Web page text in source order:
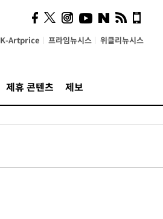
K-Artprice 프라임뉴시스 위클리뉴시스
제휴 콘텐츠 제보
의견, 국토부·LH에 충실히
전달할 것"